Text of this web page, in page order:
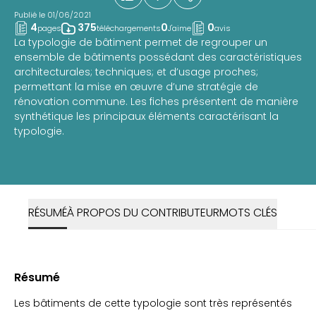
Publié le 01/06/2021
4pages 375téléchargements0J'aime 0avis
La typologie de bâtiment permet de regrouper un
ensemble de bâtiments possédant des caractéristiques
architecturales; techniques; et d’usage proches;
permettant la mise en œuvre d’une stratégie de
rénovation commune. Les fiches présentent de manière
synthétique les principaux éléments caractérisant la
typologie.
RÉSUMÉÀ PROPOS DU CONTRIBUTEURMOTS CLÉS
Résumé
Les bâtiments de cette typologie sont très représentés